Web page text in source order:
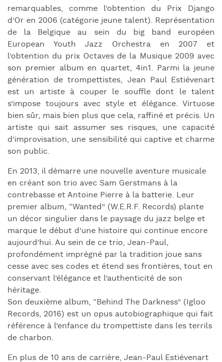
remarquables, comme l’obtention du Prix Django
d’Or en 2006 (catégorie jeune talent). Représentation
de la Belgique au sein du big band européen
European Youth Jazz Orchestra en 2007 et
l’obtention du prix Octaves de la Musique 2009 avec
son premier album en quartet, 4in1. Parmi la jeune
génération de trompettistes, Jean Paul Estiévenart
est un artiste à couper le souffle dont le talent
s’impose toujours avec style et élégance. Virtuose
bien sûr, mais bien plus que cela, raffiné et précis. Un
artiste qui sait assumer ses risques, une capacité
d’improvisation, une sensibilité qui captive et charme
son public.
En 2013, il démarre une nouvelle aventure musicale
en créant son trio avec Sam Gerstmans à la
contrebasse et Antoine Pierre à la batterie. Leur
premier album, “Wanted” (W.E.R.F. Records) plante
un décor singulier dans le paysage du jazz belge et
marque le début d’une histoire qui continue encore
aujourd’hui. Au sein de ce trio, Jean-Paul,
profondément imprégné par la tradition joue sans
cesse avec ses codes et étend ses frontières, tout en
conservant l’élégance et l’authenticité de son
héritage.
Son deuxième album, “Behind The Darkness” (Igloo
Records, 2016) est un opus autobiographique qui fait
référence à l’enfance du trompettiste dans les terrils
de charbon.
En plus de 10 ans de carrière, Jean-Paul Estiévenart